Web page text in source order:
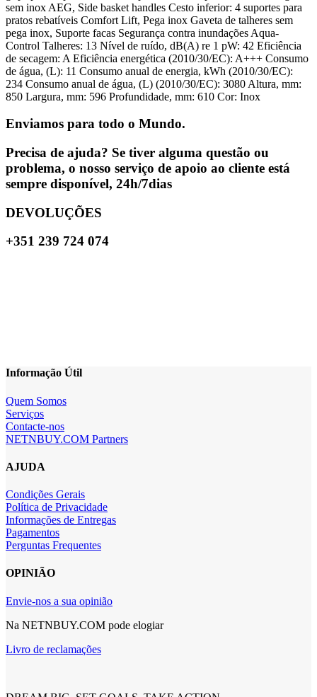
sem inox AEG, Side basket handles Cesto inferior: 4 suportes para
pratos rebatíveis Comfort Lift, Pega inox Gaveta de talheres sem
pega inox, Suporte facas Segurança contra inundações Aqua-
Control Talheres: 13 Nível de ruído, dB(A) re 1 pW: 42 Eficiência
de secagem: A Eficiência energética (2010/30/EC): A+++ Consumo
de água, (L): 11 Consumo anual de energia, kWh (2010/30/EC):
234 Consumo anual de água, (L) (2010/30/EC): 3080 Altura, mm:
850 Largura, mm: 596 Profundidade, mm: 610 Cor: Inox
Enviamos para todo o Mundo.
Precisa de ajuda? Se tiver alguma questão ou
problema, o nosso serviço de apoio ao cliente está
sempre disponível, 24h/7dias
DEVOLUÇÕES
+351 239 724 074
Informação Útil
Quem Somos
Serviços
Contacte-nos
NETNBUY.COM Partners
AJUDA
Condições Gerais
Política de Privacidade
Informações de Entregas
Pagamentos
Perguntas Frequentes
OPINIÃO
Envie-nos a sua opinião
Na NETNBUY.COM pode elogiar
Livro de reclamações